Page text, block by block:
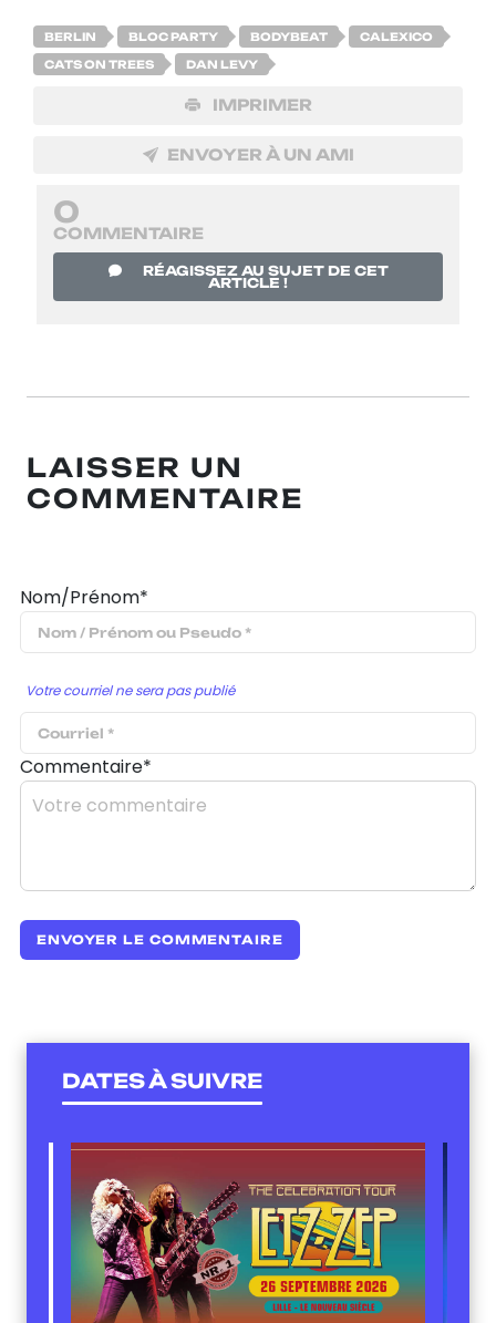
BERLIN BLOC PARTY BODYBEAT CALEXICO
CATS ON TREES DAN LEVY
IMPRIMER
ENVOYER À UN AMI
0
COMMENTAIRE
RÉAGISSEZ AU SUJET DE CET
ARTICLE !
LAISSER UN
COMMENTAIRE
Nom/Prénom*
Votre courriel ne sera pas publié
Commentaire*
DATES À SUIVRE